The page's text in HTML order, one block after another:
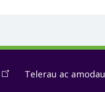
(OpenTelerau ac amodau